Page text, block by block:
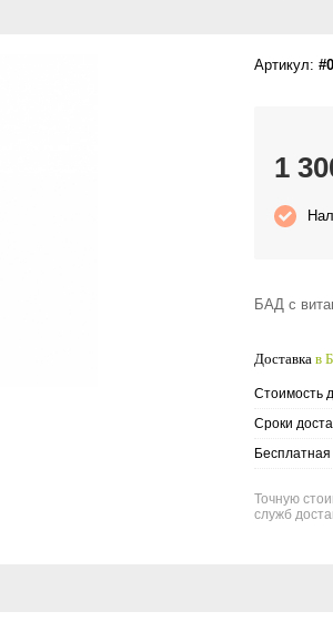
Артикул:
1
БАД с
Доставка в
Стоимость
Сроки
Бесплатная
Точную
служб